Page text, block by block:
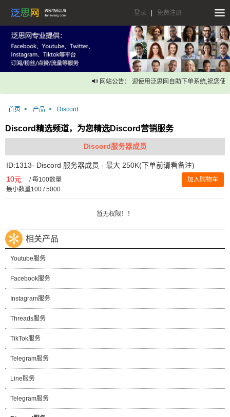
登录 免费注册
网站公告： 迎使用泛思网自助下单系统,祝您使用
首页 产品 Discord
Discord精选频道，为您精选Discord营销服务
Discord服务器成员
ID:1313- Discord 服务器成员 - 最大 250K(下单前请看备注)
10元 /每100数量
最小数量100 / 5000
加入购物车
暂无权限！！
相关产品
Youtube服务
Facebook服务
Instagram服务
Threads服务
TikTok服务
Telegram服务
Line服务
Telegram服务